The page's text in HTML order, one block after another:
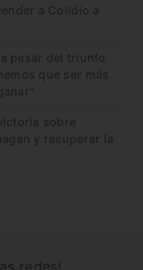
a Colidio a
pesar del triunfo
que ser más
sobre
y recuperar la